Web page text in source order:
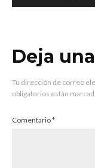
Deja
Tu dirección de correo
obligatorios están
Comentario*